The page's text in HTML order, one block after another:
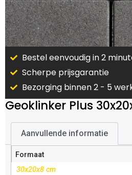
Bestel eenvoudig in 2
Scherpe prijsgarantie
Bezorging binnen 2 - 5
Geoklinker Plus
Aanvullende informatie
Formaat
30x20x8 cm